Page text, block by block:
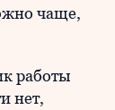
чаще,
работы
нет,